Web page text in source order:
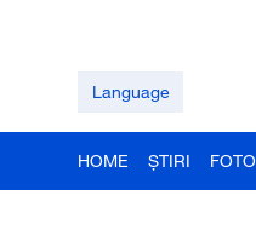
Language
HOME ȘTIRI FOTO